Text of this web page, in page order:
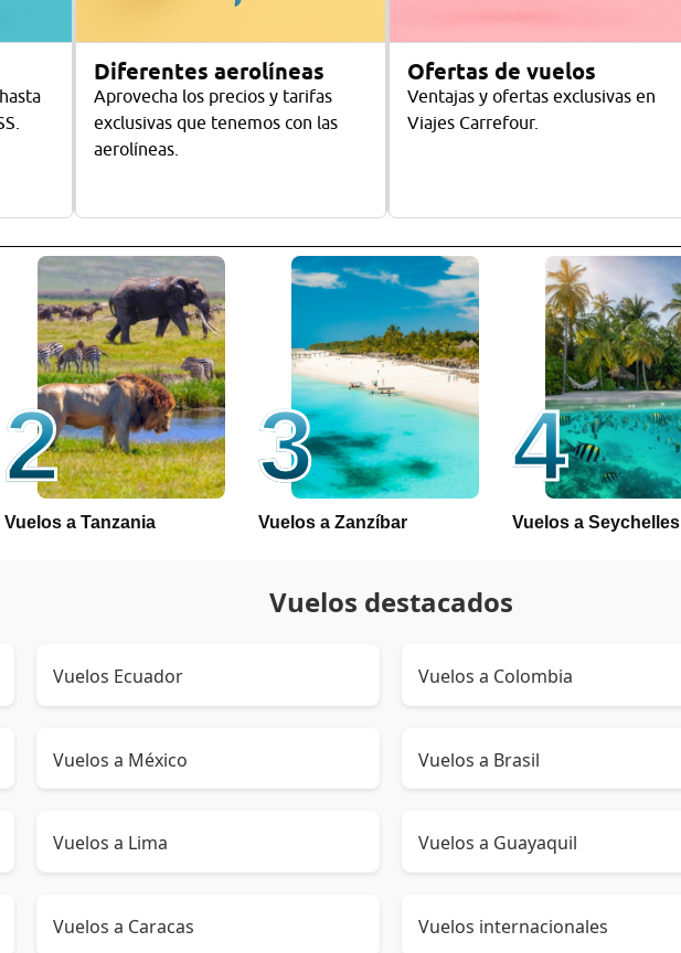
Diferentes aerolíneas
Aprovecha los precios y tarifas
exclusivas que tenemos con las
aerolíneas.
Ofertas de vuelos
Ventajas y ofertas exclusivas en
Viajes Carrefour.
2
Vuelos a Tanzania
3
Vuelos a Zanzíbar
4
Vuelos a Seychelles
Vuelos destacados
Vuelos Ecuador Vuelos a Colombia
Vuelos a México Vuelos a Brasil
Vuelos a Lima Vuelos a Guayaquil
Vuelos a Caracas Vuelos internacionales